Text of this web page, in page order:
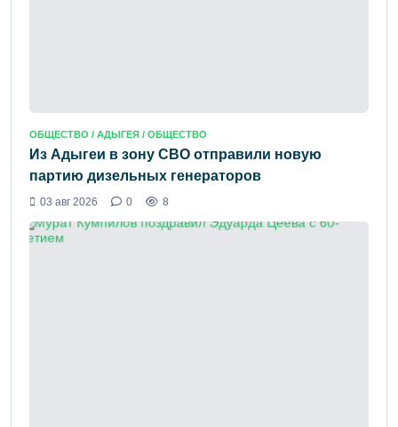
ОБЩЕСТВО / АДЫГЕЯ / ОБЩЕСТВО
Из Адыгеи в зону СВО отправили новую
партию дизельных генераторов
03 авг 2026 0 8